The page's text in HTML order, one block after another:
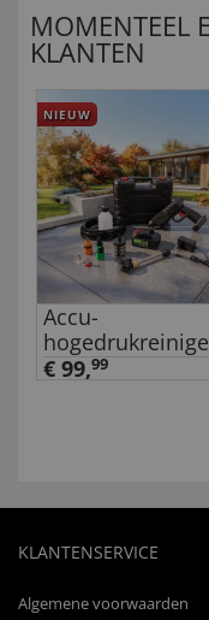
MOMENTEEL
KLANTEN
NIEUW
Accu-
€ 99,99
KLANTENSERVICE
Algemene voorwaarden